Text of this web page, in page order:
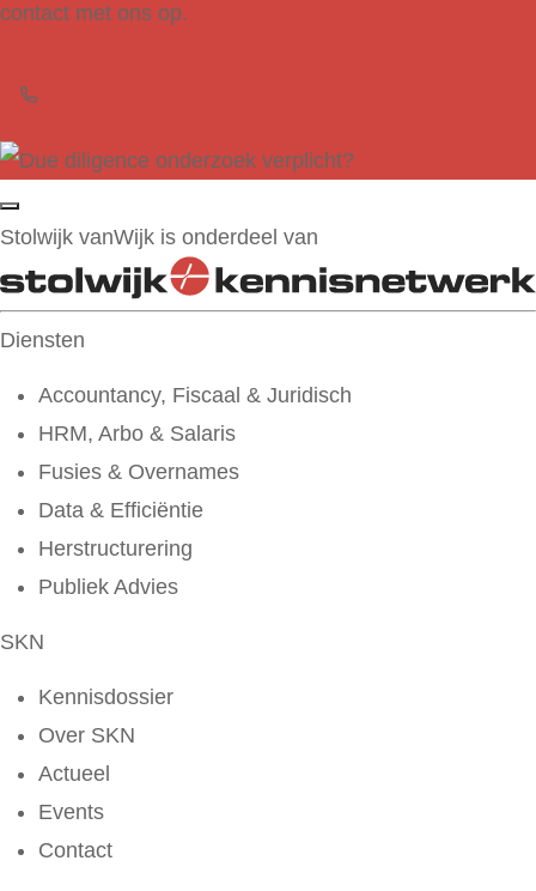
contact met ons op.
Stolwijk vanWijk is onderdeel van
Diensten
Accountancy, Fiscaal & Juridisch
HRM, Arbo & Salaris
Fusies & Overnames
Data & Efficiëntie
Herstructurering
Publiek Advies
SKN
Kennisdossier
Over SKN
Actueel
Events
Contact